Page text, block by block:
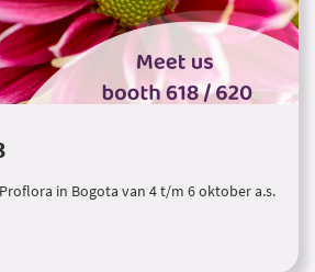
in Bogota van 4 t/m 6 oktober a.s.